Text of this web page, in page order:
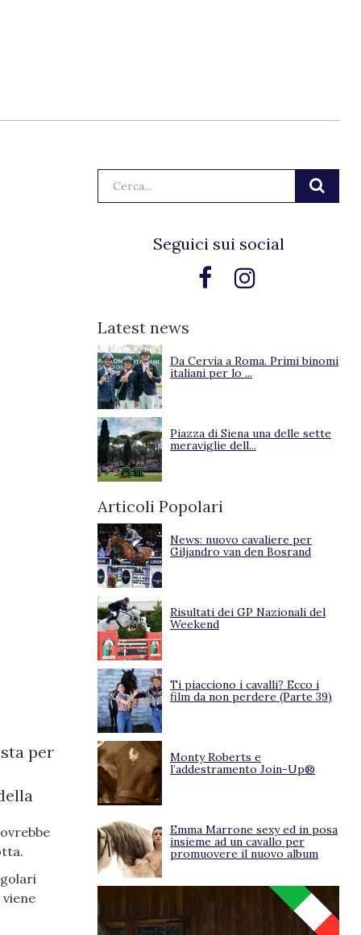
per
Seguici sui social
Latest news
Da Cervia a Roma. Primi binomi
italiani per lo ...
Piazza di Siena una delle sette
meraviglie dell...
Articoli Popolari
News: nuovo cavaliere per
Giljandro van den Bosrand
Risultati dei GP Nazionali del
Weekend
Ti piacciono i cavalli? Ecco i
film da non perdere (Parte 39)
Monty Roberts e
l’addestramento Join-Up®
Emma Marrone sexy ed in posa
insieme ad un cavallo per
promuovere il nuovo album